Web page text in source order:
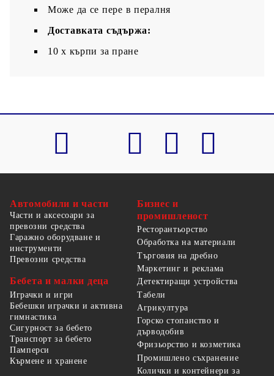
Може да се пере в пералня
Доставката съдържа:
10 x кърпи за пране
Автомобили и части
Части и аксесоари за
превозни средства
Гаражно оборудване и
инструменти
Превозни средства
Бебета и малки деца
Играчки и игри
Бебешки играчки и активна
гимнастика
Сигурност за бебето
Транспорт за бебето
Памперси
Кърмене и хранене
Бизнес и
промишленост
Ресторантьорство
Обработка на материали
Търговия на дребно
Маркетинг и реклама
Детектиращи устройства
Табели
Агрикултура
Горско стопанство и
дърводобив
Фризьорство и козметика
Промишлено съхранение
Колички и контейнери за